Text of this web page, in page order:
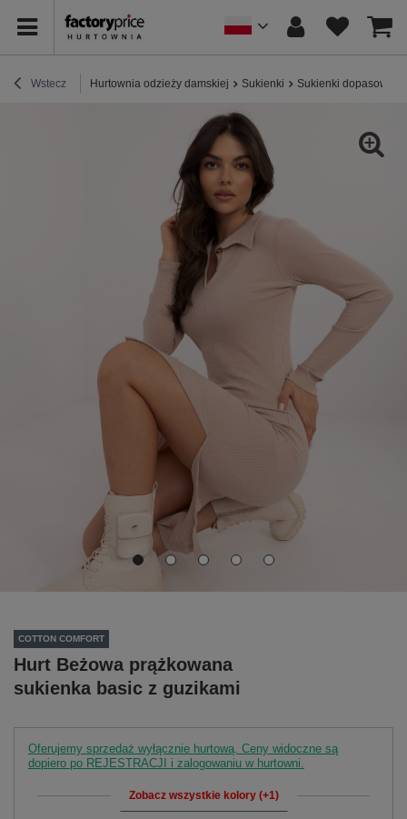
Wstecz Hurtownia odzieży damskiej Sukienki Sukienki dopasowane
COTTON COMFORT
Hurt Beżowa prążkowana
sukienka basic z guzikami
Oferujemy sprzedaż wyłącznie hurtową. Ceny widoczne są
dopiero po REJESTRACJI i zalogowaniu w hurtowni.
Zobacz wszystkie kolory (+1)